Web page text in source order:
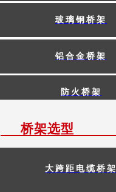
玻璃钢桥架​
铝合金桥架​
防火桥架
大跨距电缆桥架
桥架选型